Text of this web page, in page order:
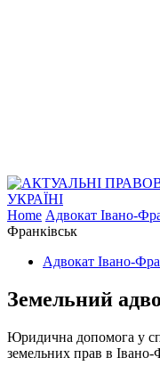
Home Адвокат Івано-
Франківськ
Адвокат Івано-
Земельний
Юридична допомога у
земельних прав в Івано-